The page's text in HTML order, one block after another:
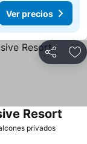
Ver precios
Compartir
privados
Resort